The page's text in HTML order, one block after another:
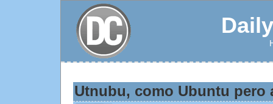
Utnubu, como Ubuntu pero